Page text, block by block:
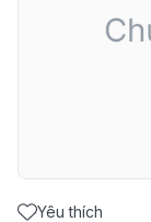
Yêu thích